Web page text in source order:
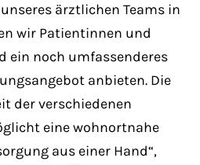
ärztlichen Teams in
wir Patientinnen und
ein noch umfassenderes
anbieten. Die
der verschiedenen
eine wohnortnahe
aus einer Hand“,